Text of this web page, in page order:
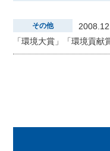
その他
「環境大賞」「環境貢